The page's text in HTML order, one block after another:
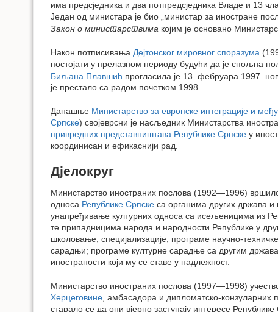
има предсједника и два потпредсједника Владе и 13
Један од министара је био „министар за иностране
Закон о министарствима којим је основано
Након потписивања Дејтонског мировног споразума
постојати у прелазном периоду будући да је спољна
Биљана Плавшић прогласила је 13. фебруара 1997.
је престало са радом почетком 1998.
Данашње Министарство за европске интеграције и
Српске) својеврсни је насљедник Министарства
привредних представништава Републике Српске у
координисан и ефикаснији рад.
Дјелокруг
Министарство иностраних послова (1992—1996) вршило
односа Републике Српске са органима других држава
унапређивање културних односа са исељеницима из
те припадницима народа и народности Републике у
школовање, специјализације; програме научно-
сарадњи; програме културне сарадње са другим
иностраности који му се ставе у надлежност.
Министарство иностраних послова (1997—1998)
Херцеговине , амбасадора и дипломатско-
старало се да они вјерно заступају интересе